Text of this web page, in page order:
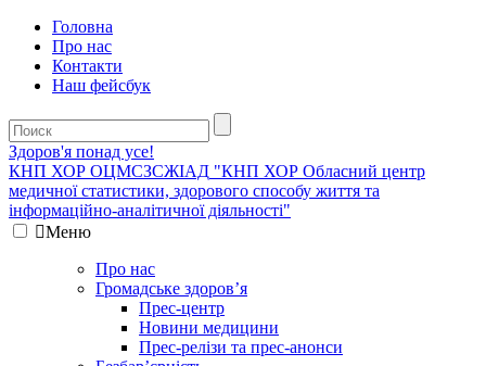
Головна
Про нас
Контакти
Наш фейсбук
Здоров'я понад усе!
КНП ХОР ОЦМСЗСЖIАД "КНП ХОР Обласний центр
медичної статистики, здорового способу життя та
інформаційно-аналітичної діяльності"
Меню
Про нас
Громадське здоров’я
Прес-центр
Новини медицини
Прес-релізи та прес-анонси